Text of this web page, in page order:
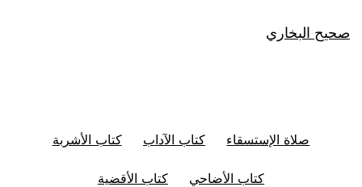
صحيح البخاري
صلاة الإستسقاء كتاب الآداب كتاب الأشربة
كتاب الأضاحي كتاب الأقضية